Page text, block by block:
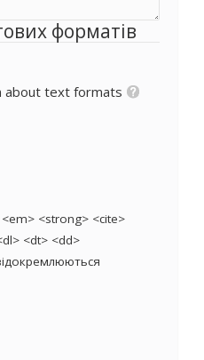
форматів
about text formats
<em> <strong> <cite>
<dt> <dd>